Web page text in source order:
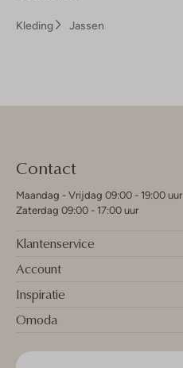
Kleding
Jassen
Contact
Maandag - Vrijdag 09:00 - 19:00 uur
Zaterdag 09:00 - 17:00 uur
Klantenservice
Account
Inspiratie
Omoda